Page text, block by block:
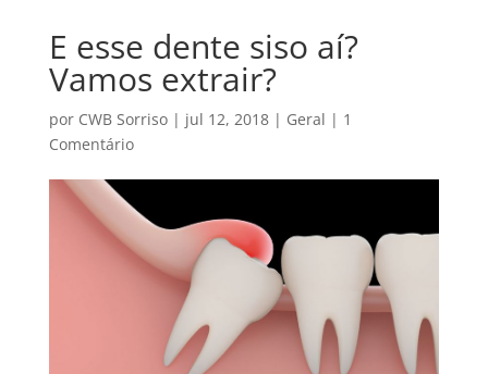
E esse dente siso aí?
Vamos extrair?
por CWB Sorriso| jul 12, 2018| Geral | 1
Comentário